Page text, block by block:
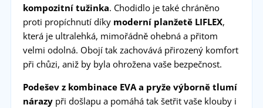
kompozitní tužinka. Chodidlo je také chráněno
proti propíchnutí díky moderní planžetě LIFLEX,
která je ultralehká, mimořádně ohebná a přitom
velmi odolná. Obojí tak zachovává přirozený komfort
při chůzi, aniž by byla ohrožena vaše bezpečnost.
Podešev z kombinace EVA a pryže výborně tlumí
nárazypři došlapu a pomáhá tak šetřit vaše klouby i